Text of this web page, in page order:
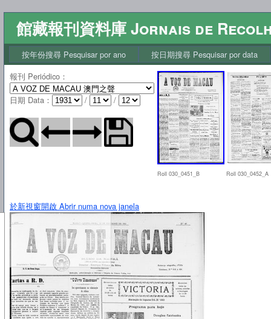
館藏報刊資料庫 Jornais de
按年份搜尋 Pesquisar por ano
按日期搜尋 Pesquisar por data
報刊 Periódico ：
日期 Data ： / /
Roll 030_0451_B Roll 030_0452_A
於新視窗開啟 Abrir numa nova janela